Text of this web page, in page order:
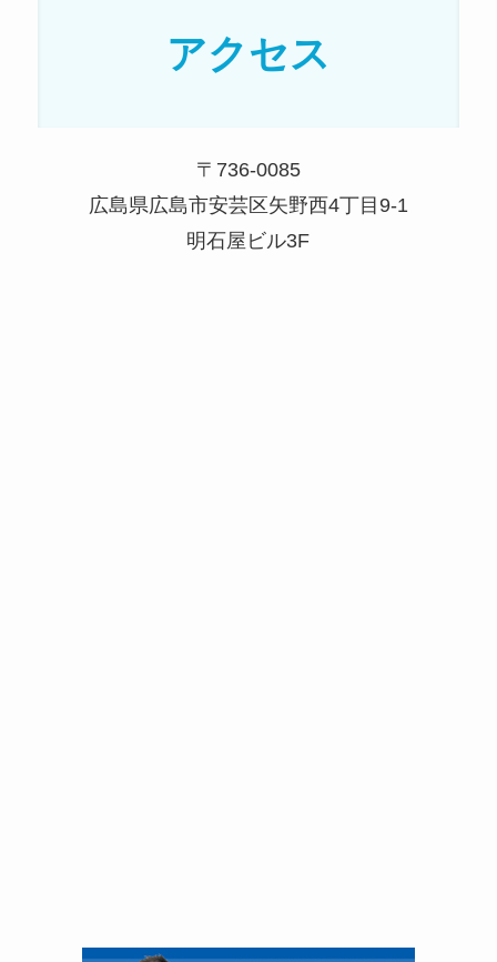
アクセス
〒736-0085
広島県広島市安芸区矢野西4丁目9-1
明石屋ビル3F